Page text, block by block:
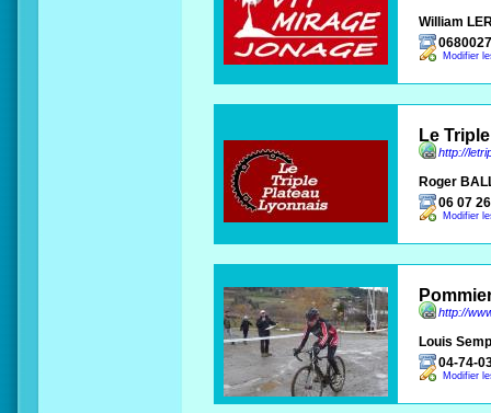
William
Modifier
Le
http://
Roger
06 07
Modifier
http://
Louis
04-74-
Modifier